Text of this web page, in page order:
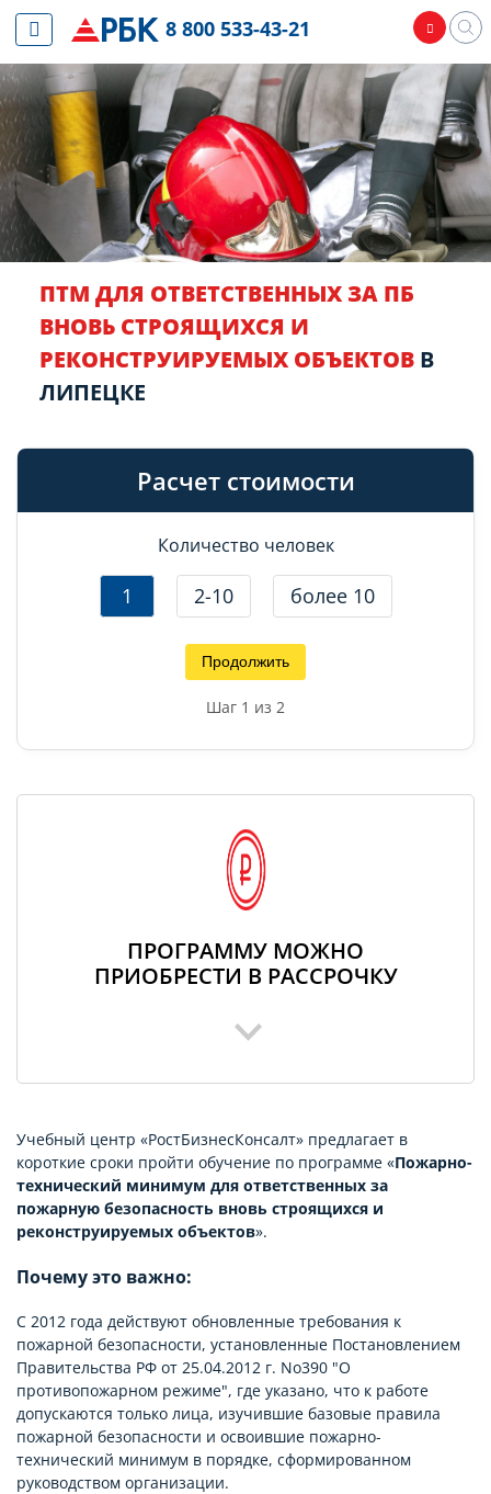
ПТМ ДЛЯ ОТВЕТСТВЕННЫХ ЗА ПБ
ВНОВЬ СТРОЯЩИХСЯ И
РЕКОНСТРУИРУЕМЫХ ОБЪЕКТОВ В
ЛИПЕЦКЕ
Расчет стоимости
Количество человек
1 2-10 более 10
Продолжить
Шаг 1 из 2
ПРОГРАММУ МОЖНО
ПРИОБРЕСТИ В РАССРОЧКУ
Учебный центр «РостБизнесКонсалт» предлагает в
короткие сроки пройти обучение по программе «Пожарно-
технический минимум для ответственных за
пожарную безопасность вновь строящихся и
реконструируемых объектов».
Почему это важно:
С 2012 года действуют обновленные требования к
пожарной безопасности, установленные Постановлением
Правительства РФ от 25.04.2012 г. No390 "О
противопожарном режиме", где указано, что к работе
допускаются только лица, изучившие базовые правила
пожарной безопасности и освоившие пожарно-
технический минимум в порядке, сформированном
руководством организации.
8 800 533-43-21